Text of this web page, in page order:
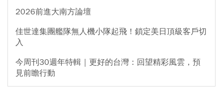
2026前進大南方論壇
佳世達集團艦隊無人機小隊起飛！鎖定美日頂級客戶切
入
今周刊30週年特輯｜更好的台灣：回望精彩風雲，預
見前瞻行動